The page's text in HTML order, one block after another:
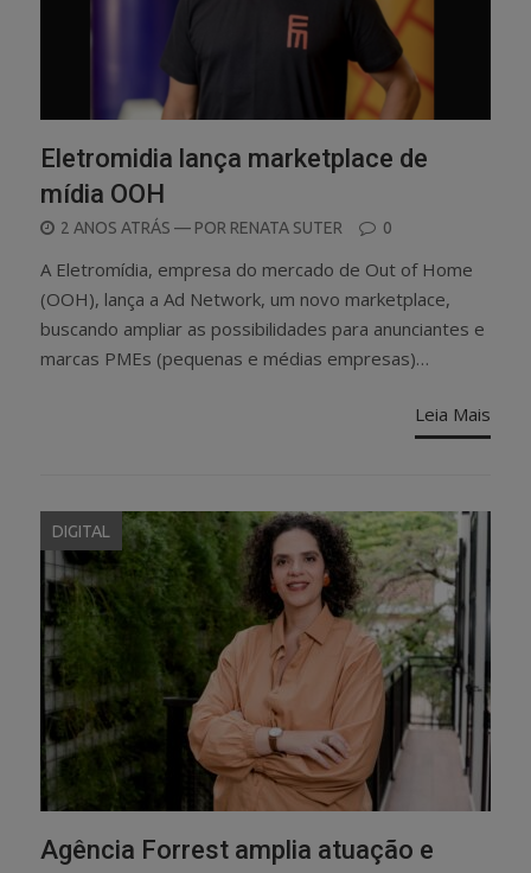
Eletromidia lança marketplace de
mídia OOH
POSTED
ON
2 ANOS ATRÁS — POR RENATA SUTER 0
A Eletromídia, empresa do mercado de Out of Home
(OOH), lança a Ad Network, um novo marketplace,
buscando ampliar as possibilidades para anunciantes e
marcas PMEs (pequenas e médias empresas)…
Leia Mais
DIGITAL
Agência Forrest amplia atuação e